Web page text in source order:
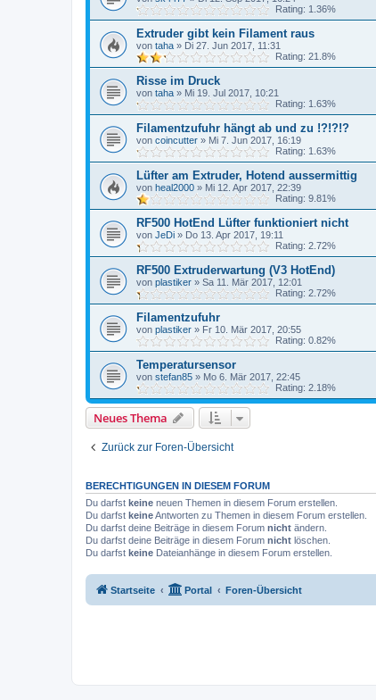
Rating: 1.36%
Extruder gibt kein Filament raus
von taha » Di 27. Jun 2017, 11:31
Rating: 21.8%
Risse im Druck
von taha » Mi 19. Jul 2017, 10:21
Rating: 1.63%
Filamentzufuhr hängt ab und zu !?!?!?
von coincutter » Mi 7. Jun 2017, 16:19
Rating: 1.63%
Lüfter am Extruder, Hotend aussermittig
von heal2000 » Mi 12. Apr 2017, 22:39
Rating: 9.81%
RF500 HotEnd Lüfter funktioniert nicht
von JeDi » Do 13. Apr 2017, 19:11
Rating: 2.72%
RF500 Extruderwartung (V3 HotEnd)
von plastiker » Sa 11. Mär 2017, 12:01
Rating: 2.72%
Filamentzufuhr
von plastiker » Fr 10. Mär 2017, 20:55
Rating: 0.82%
Temperatursensor
von stefan85 » Mo 6. Mär 2017, 22:45
Rating: 2.18%
Neues Thema
Zurück zur Foren-Übersicht
BERECHTIGUNGEN IN DIESEM FORUM
Du darfst keine neuen Themen in diesem Forum erstellen.
Du darfst keineAntworten zu Themen in diesem Forum erstellen.
Du darfst deine Beiträge in diesem Forum nicht ändern.
Du darfst deine Beiträge in diesem Forum nicht löschen.
Du darfst keine Dateianhänge in diesem Forum erstellen.
Startseite Portal Foren-Übersicht